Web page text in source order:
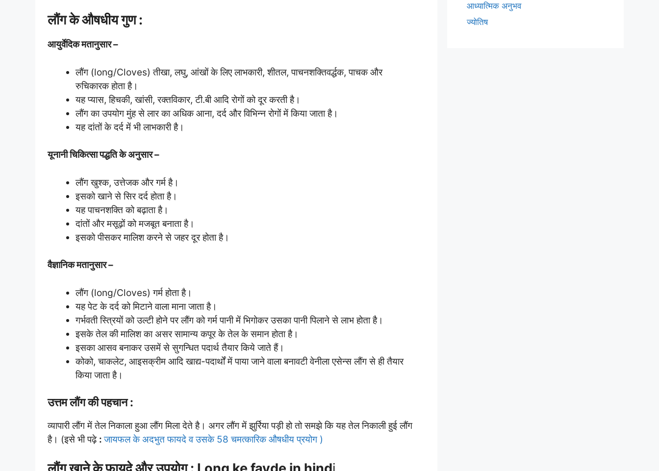
लौंग केऔषधीय गुण :
आयुर्वेदिक मतानुसार –
लौंग (long/Cloves) तीखा, लघु, आंखों के लिए लाभकारी, शीतल, पाचनशक्तिवर्द्धक, पाचक और
रुचिकारक होता है।
यह प्यास, हिचकी, खांसी, रक्तविकार, टी.बी आदि रोगों को दूर करती है।
लौंग का उपयोग मुंह से लार का अधिक आना, दर्द और विभिन्न रोगों में किया जाता है।
यह दांतों के दर्द में भी लाभकारी है।
यूनानी चिकित्सा पद्धति के अनुसार –
लौंग खुश्क, उत्तेजक और गर्म है।
इसको खाने से सिर दर्द होता है।
यह पाचनशक्ति को बढ़ाता है।
दांतों और मसूढ़ों को मजबूत बनाता है।
इसको पीसकर मालिश करने से जहर दूर होता है।
वैज्ञानिक मतानुसार –
लौंग (long/Cloves) गर्म होता है।
यह पेट के दर्द को मिटाने वाला माना जाता है।
गर्भवती स्त्रियों को उल्टी होने पर लौंग को गर्म पानी में भिगोकर उसका पानी पिलाने से लाभ होता है।
इसके तेल की मालिश का असर सामान्य कपूर के तेल के समान होता है।
इसका आसव बनाकर उसमें से सुगन्धित पदार्थ तैयार किये जाते हैं।
कोको, चाकलेट, आइसक्रीम आदि खाद्य-पदार्थों में पाया जाने वाला बनावटी वेनीला एसेन्स लौंग से ही तैयार
किया जाता है।
उत्तम लौंग की पहचान :
व्यापारी लौंग में तेल निकाला हुआ लौंग मिला देते है। अगर लौंग में झुर्रिया पड़ी हो तो समझे कि यह तेल निकाली हुई लौंग
है। (इसे भी पढ़े :जायफल के अदभुत फायदे व उसके 58 चमत्कारिक औषधीय प्रयोग )
आध्यात्मिक अनुभव
ज्योतिष